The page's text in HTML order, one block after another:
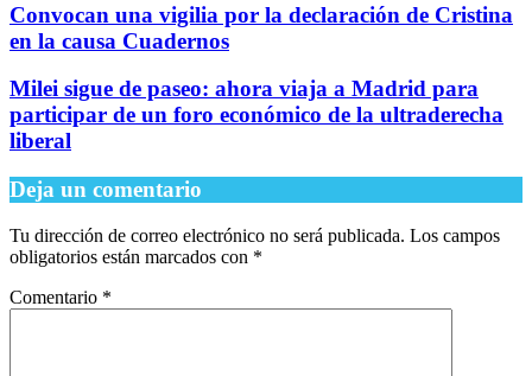
Convocan una vigilia por la declaración de Cristina
en la causa Cuadernos
Milei sigue de paseo: ahora viaja a Madrid para
participar de un foro económico de la ultraderecha
liberal
Deja un comentario
Tu dirección de correo electrónico no será publicada. Los campos
obligatorios están marcados con *
Comentario *